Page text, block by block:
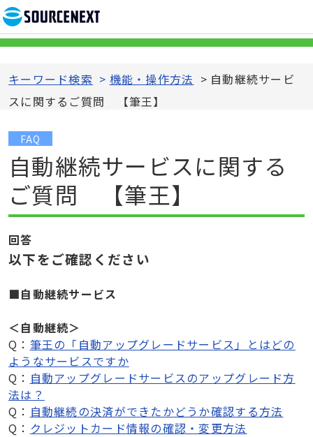
キーワード検索 > 機能・操作方法 > 自動継続サービ
スに関するご質問 【筆王】
FAQ
自動継続サービスに関する
ご質問 【筆王】
回答
以下をご確認ください
■自動継続サービス
＜自動継続＞
Q： 筆王の「自動アップグレードサービス」とはどの
ようなサービスですか
Q： 自動アップグレードサービスのアップグレード方
法は？
Q： 自動継続の決済ができたかどうか確認する方法
Q： クレジットカード情報の確認・変更方法